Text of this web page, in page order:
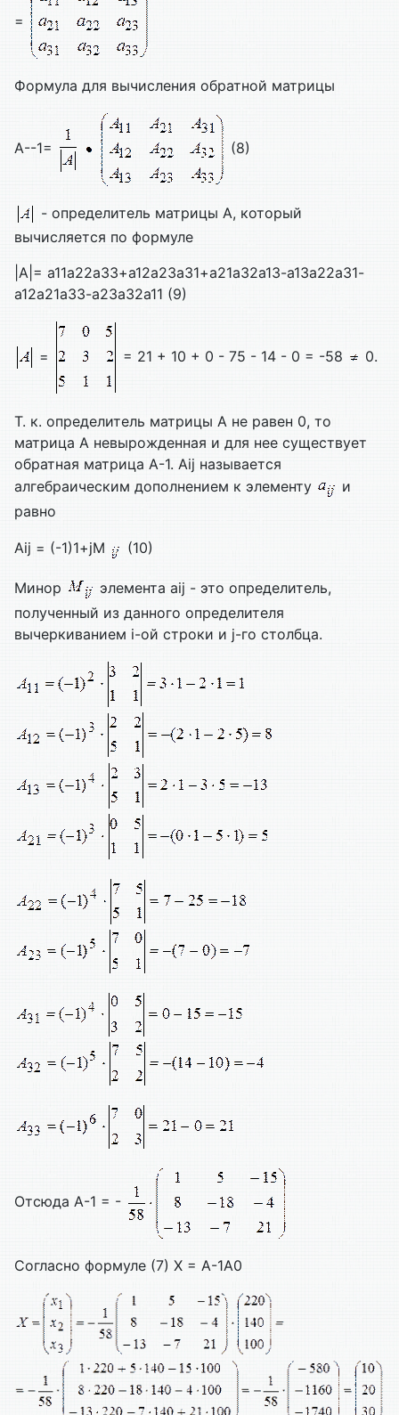
=
Формула для вычисления обратной матрицы
А--1= (8)
- определитель матрицы А, который
вычисляется по формуле
|А|= а11а22а33+а12а23а31+а21а32а13-а13а22а31-
а12а21а33-а23а32а11 (9)
= = 21 + 10 + 0 - 75 - 14 - 0 = -58 0.
Т. к. определитель матрицы А не равен 0, то
матрица А невырожденная и для нее существует
обратная матрица A-1. Аij называется
алгебраическим дополнением к элементу
и
равно
Aij = (-1)1+jМ (10)
Минор
элемента aij - это определитель,
полученный из данного определителя
вычеркиванием i-ой строки и j-гo столбца.
Отсюда А-1 = -
Согласно формуле (7) Х = А-1A0